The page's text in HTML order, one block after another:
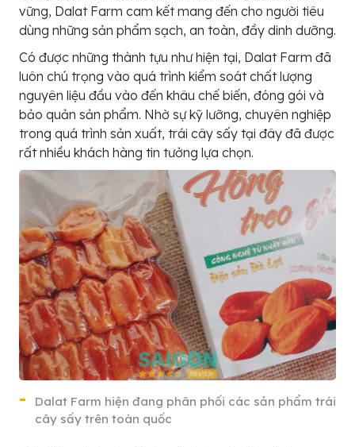
vững, Dalat Farm cam kết mang đến cho người tiêu
dùng những sản phẩm sạch, an toàn, đầy dinh dưỡng.
Có được những thành tựu như hiện tại, Dalat Farm đã
luôn chú trọng vào quá trình kiểm soát chất lượng
nguyên liệu đầu vào đến khâu chế biến, đóng gói và
bảo quản sản phẩm. Nhờ sự kỹ lưỡng, chuyên nghiệp
trong quá trình sản xuất, trái cây sấy tại đây đã được
rất nhiều khách hàng tin tưởng lựa chọn.
Dalat Farm hiện đang phân phối các sản phẩm trái
cây sấy trên toàn quốc